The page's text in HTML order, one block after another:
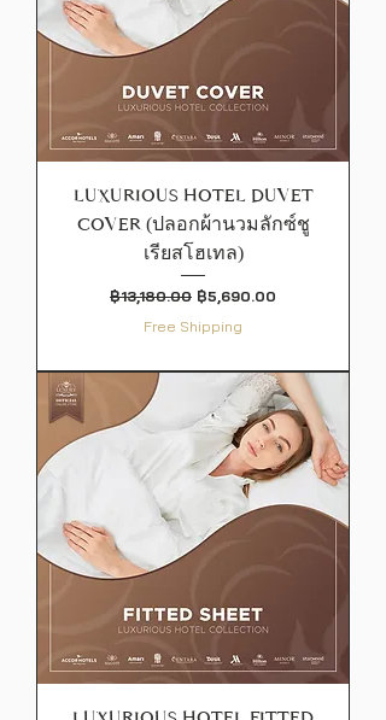
LUXURIOUS HOTEL DUVET
COVER (ปลอกผ้านวมลักซ์ชู
เรียสโฮเทล)
ราคาปกติ
฿13,180.00 ราคาขายลด
฿5,690.00
Free Shipping